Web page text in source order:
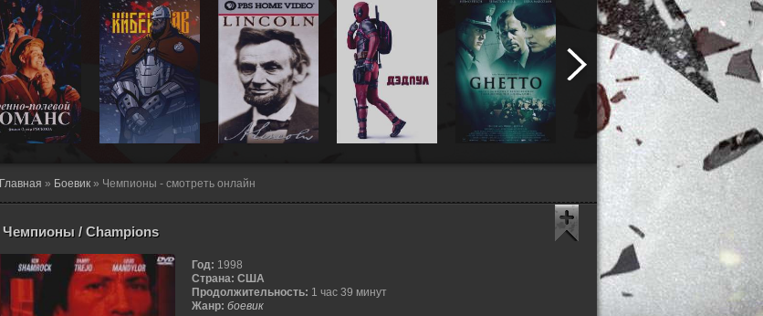
Главная » Боевик » Чемпионы - смотреть онлайн
Чемпионы / Champions
Год: 1998
Страна: США
Продолжительность: 1 час 39 минут
Жанр: боевик